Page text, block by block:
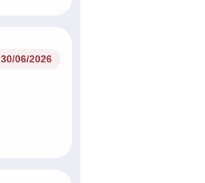
30/06/2026